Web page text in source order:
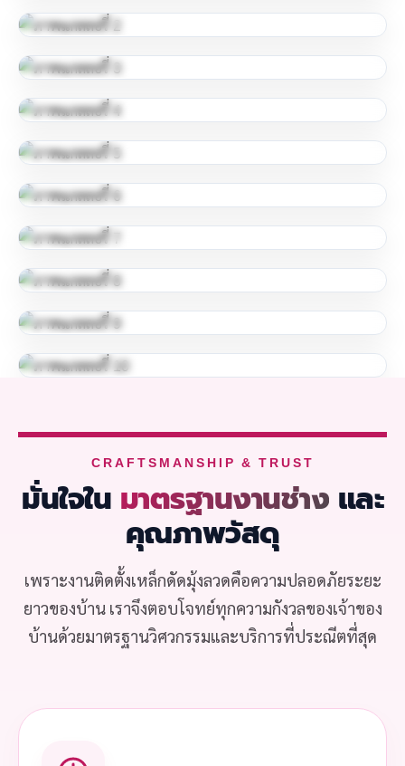
CRAFTSMANSHIP & TRUST
มั่นใจใน มาตรฐานงานช่าง และ
คุณภาพวัสดุ
เพราะงานติดตั้งเหล็กดัดมุ้งลวดคือความปลอดภัยระยะ
ยาวของบ้าน เราจึงตอบโจทย์ทุกความกังวลของเจ้าของ
บ้านด้วยมาตรฐานวิศวกรรมและบริการที่ประณีตที่สุด